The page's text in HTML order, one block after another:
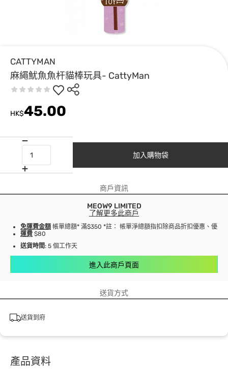
CATTYMAN
麻繩魷魚魚杆貓棒玩具- CattyMan
HK$45.00
加入購物袋
商戶資訊
MEOW9 LIMITED
了解更多此商戶
免運費金額 帳單總額* 滿$350 *註： 帳單淨總額指扣除商品折扣優惠、優惠
運費 $80
送貨時間: 5 個工作天
進入此商戶頁面
送貨方式
送貨到府
產品資料